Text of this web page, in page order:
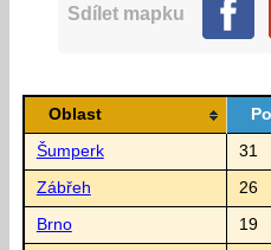
Sdílet mapku
Oblast
Šumperk 31
Zábřeh 26
Brno 19